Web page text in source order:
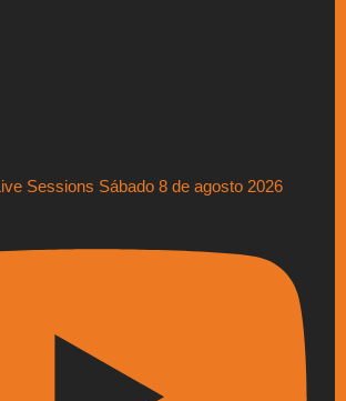
Sessions Sábado 8 de agosto 2026